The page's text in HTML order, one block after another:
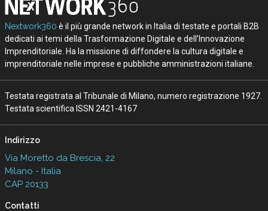
Nextwork360 è il più grande network in Italia di testate e portali B2B
dedicati ai temi della Trasformazione Digitale e dell’Innovazione
Imprenditoriale. Ha la missione di diffondere la cultura digitale e
imprenditoriale nelle imprese e pubbliche amministrazioni italiane.
Testata registrata al Tribunale di Milano, numero registrazione 1927.
Testata scientifica ISSN 2421-4167
Indirizzo
Via Moretto da Brescia, 22
Milano - Italia
CAP 20133
Contatti